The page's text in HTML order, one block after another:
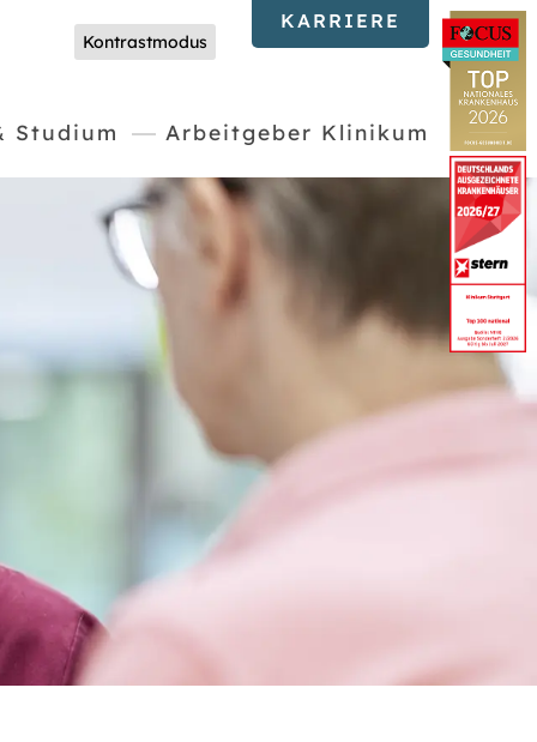
Kontrastmodus
KARRIERE
Studium Arbeitgeber Klinikum